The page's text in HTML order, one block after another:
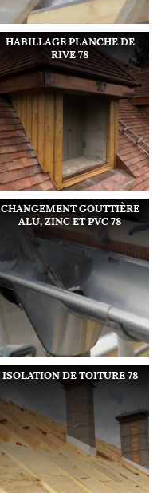
HABILLAGE PLANCHE DE
RIVE 78
CHANGEMENT GOUTTIÈRE
ALU, ZINC ET PVC 78
ISOLATION DE TOITURE 78